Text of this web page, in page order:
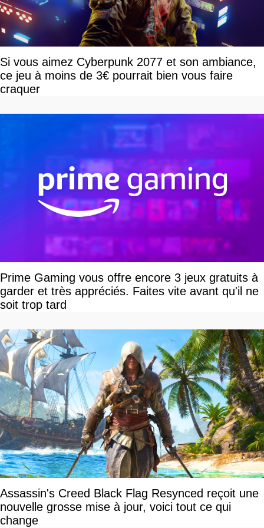
Si vous aimez Cyberpunk 2077 et son ambiance,
ce jeu à moins de 3€ pourrait bien vous faire
craquer
Prime Gaming vous offre encore 3 jeux gratuits à
garder et très appréciés. Faites vite avant qu'il ne
soit trop tard
Assassin's Creed Black Flag Resynced reçoit une
nouvelle grosse mise à jour, voici tout ce qui
change